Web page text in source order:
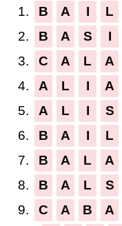
1. B A I L
2.
B A S I
3.
C A L A
4.
A L I A
5.
A L I S
6.
B A I L
7.
B A L A
8.
B A L S
9.
C A B A